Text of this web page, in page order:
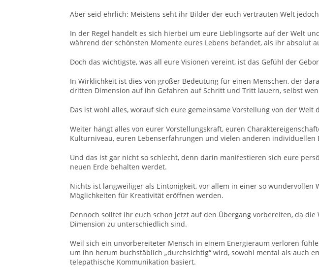
Aber seid ehrlich: Meistens seht ihr Bilder der euch vertrauten Welt
In der Regel handelt es sich hierbei um eure Lieblingsorte auf der Welt
während der schönsten Momente eures Lebens befandet, als ihr absolut
Doch das wichtigste, was all eure Visionen vereint, ist das Gefühl der
In Wirklichkeit ist dies von großer Bedeutung für einen Menschen, der
dritten Dimension auf ihn Gefahren auf Schritt und Tritt lauern, selbst
Das ist wohl alles, worauf sich eure gemeinsame Vorstellung von der Welt
Weiter hängt alles von eurer Vorstellungskraft, euren
Kulturniveau, euren Lebenserfahrungen und vielen anderen individuellen
Und das ist gar nicht so schlecht, denn darin manifestieren sich eure
neuen Erde behalten werdet.
Nichts ist langweiliger als Eintönigkeit, vor allem in einer so wundervollen
Möglichkeiten für Kreativität eröffnen werden.
Dennoch solltet ihr euch schon jetzt auf den Übergang vorbereiten, da
Dimension zu unterschiedlich sind.
Weil sich ein unvorbereiteter Mensch in einem Energieraum verloren
um ihn herum buchstäblich „durchsichtig“ wird, sowohl mental als auch
telepathische Kommunikation basiert.